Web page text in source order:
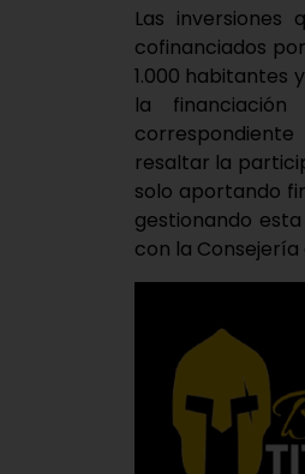
Las
cofinanciados
1.000 habitantes
la
resaltar la
solo aportando
gestionando
con la Consejería